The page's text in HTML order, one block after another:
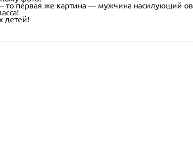
то первая же картина — мужчина насилующий
детей!